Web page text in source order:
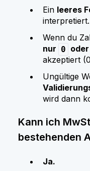
Ein leeres
interpretiert.
Wenn du
nur 0 oder
akzeptiert
Ungültige
wird dann
Kann ich
bestehenden
Ja.